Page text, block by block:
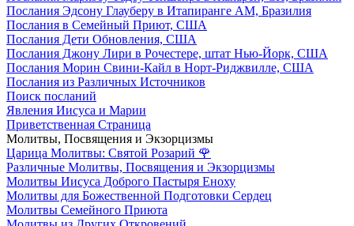
Послания Эдсону Глауберу в Итапиранге AM, Бразилия
Послания в Семейный Приют, США
Послания Дети Обновления, США
Послания Джону Лири в Рочестере, штат Нью-Йорк, США
Послания Морин Свини-Кайл в Норт-Риджвилле, США
Послания из Различных Источников
Поиск посланий
Явления Иисуса и Марии
Приветственная Страница
Молитвы, Посвящения и Экзорцизмы
Царица Молитвы: Святой Розарий 🌹
Различные Молитвы, Посвящения и Экзорцизмы
Молитвы Иисуса Доброго Пастыря Еноху
Молитвы для Божественной Подготовки Сердец
Молитвы Семейного Приюта